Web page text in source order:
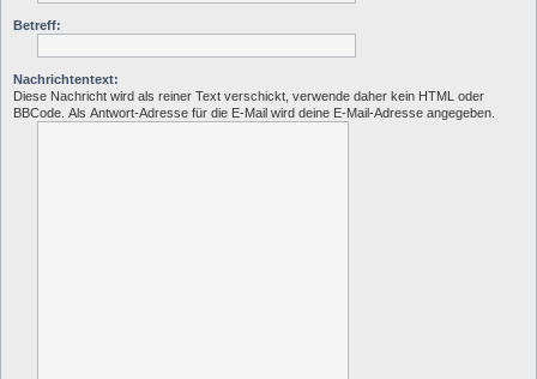
Betreff:
Nachrichtentext:
Diese Nachricht wird als reiner Text verschickt, verwende daher kein HTML oder
BBCode. Als Antwort-Adresse für die E-Mail wird deine E-Mail-Adresse angegeben.